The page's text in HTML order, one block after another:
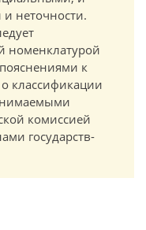
неточности.
номенклатурой
к
классификации
комиссией
государств-